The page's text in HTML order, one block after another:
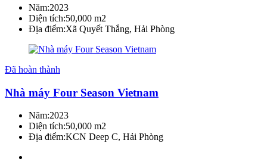
Năm:2023
Diện tích:50,000 m2
Địa điểm:Xã Quyết Thắng, Hải Phòng
Đã hoàn thành
Nhà máy Four Season Vietnam
Năm:2023
Diện tích:50,000 m2
Địa điểm:KCN Deep C, Hải Phòng